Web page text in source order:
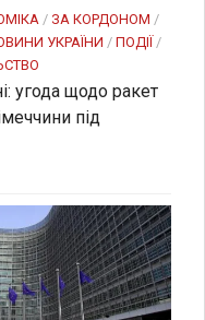
/ ЗА КОРДОНОМ /
УКРАЇНИ / ПОДІЇ /
угода щодо ракет
під